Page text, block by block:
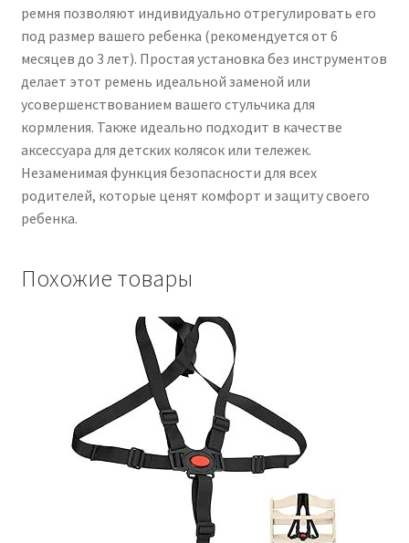
ремня позволяют индивидуально отрегулировать его
под размер вашего ребенка (рекомендуется от 6
месяцев до 3 лет). Простая установка без инструментов
делает этот ремень идеальной заменой или
усовершенствованием вашего стульчика для
кормления. Также идеально подходит в качестве
аксессуара для детских колясок или тележек.
Незаменимая функция безопасности для всех
родителей, которые ценят комфорт и защиту своего
ребенка.
Похожие товары